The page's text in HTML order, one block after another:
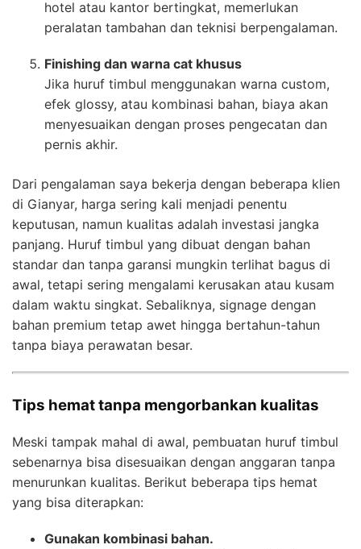
hotel atau kantor bertingkat, memerlukan
peralatan tambahan dan teknisi berpengalaman.
Finishing dan warna cat khusus
Jika huruf timbul menggunakan warna custom,
efek glossy, atau kombinasi bahan, biaya akan
menyesuaikan dengan proses pengecatan dan
pernis akhir.
Dari pengalaman saya bekerja dengan beberapa klien
di Gianyar, harga sering kali menjadi penentu
keputusan, namun kualitas adalah investasi jangka
panjang. Huruf timbul yang dibuat dengan bahan
standar dan tanpa garansi mungkin terlihat bagus di
awal, tetapi sering mengalami kerusakan atau kusam
dalam waktu singkat. Sebaliknya, signage dengan
bahan premium tetap awet hingga bertahun-tahun
tanpa biaya perawatan besar.
Tips hemat tanpa mengorbankan kualitas
Meski tampak mahal di awal, pembuatan huruf timbul
sebenarnya bisa disesuaikan dengan anggaran tanpa
menurunkan kualitas. Berikut beberapa tips hemat
yang bisa diterapkan:
Gunakan kombinasi bahan.